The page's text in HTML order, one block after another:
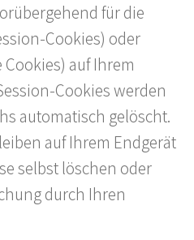
für die
Cookies) oder
auf Ihrem
Cookies werden
automatisch gelöscht.
auf Ihrem Endgerät
selbst löschen oder
durch Ihren